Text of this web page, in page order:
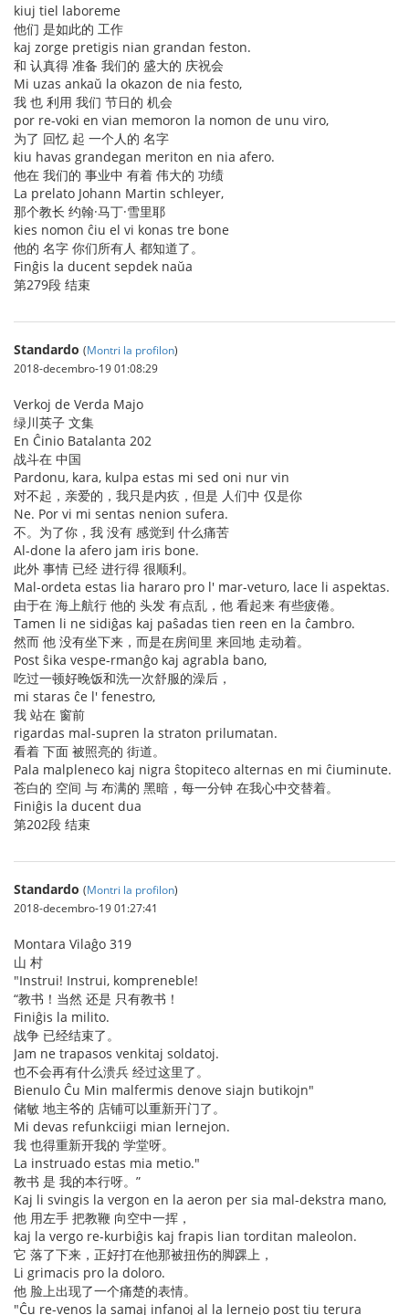
kiuj tiel laboreme
他们 是如此的 工作
kaj zorge pretigis nian grandan feston.
和 认真得 准备 我们的 盛大的 庆祝会
Mi uzas ankaŭ la okazon de nia festo,
我 也 利用 我们 节日的 机会
por re-voki en vian memoron la nomon de unu viro,
为了 回忆 起 一个人的 名字
kiu havas grandegan meriton en nia afero.
他在 我们的 事业中 有着 伟大的 功绩
La prelato Johann Martin schleyer,
那个教长 约翰·马丁·雪里耶
kies nomon ĉiu el vi konas tre bone
他的 名字 你们所有人 都知道了。
Finĝis la ducent sepdek naŭa
第279段 结束
Standardo (Montri la profilon)
2018-decembro-19 01:08:29
Verkoj de Verda Majo
绿川英子 文集
En Ĉinio Batalanta 202
战斗在 中国
Pardonu, kara, kulpa estas mi sed oni nur vin
对不起，亲爱的，我只是内疚，但是 人们中 仅是你
Ne. Por vi mi sentas nenion sufera.
不。为了你，我 没有 感觉到 什么痛苦
Al-done la afero jam iris bone.
此外 事情 已经 进行得 很顺利。
Mal-ordeta estas lia hararo pro l' mar-veturo, lace li aspektas.
由于在 海上航行 他的 头发 有点乱，他 看起来 有些疲倦。
Tamen li ne sidiĝas kaj paŝadas tien reen en la ĉambro.
然而 他 没有坐下来，而是在房间里 来回地 走动着。
Post ŝika vespe-rmanĝo kaj agrabla bano,
吃过一顿好晚饭和洗一次舒服的澡后，
mi staras ĉe l' fenestro,
我 站在 窗前
rigardas mal-supren la straton prilumatan.
看着 下面 被照亮的 街道。
Pala malpleneco kaj nigra ŝtopiteco alternas en mi ĉiuminute.
苍白的 空间 与 布满的 黑暗，每一分钟 在我心中交替着。
Finiĝis la ducent dua
第202段 结束
Standardo (Montri la profilon)
2018-decembro-19 01:27:41
Montara Vilaĝo 319
山 村
"Instrui! Instrui, kompreneble!
“教书！当然 还是 只有教书！
Finiĝis la milito.
战争 已经结束了。
Jam ne trapasos venkitaj soldatoj.
也不会再有什么溃兵 经过这里了。
Bienulo Ĉu Min malfermis denove siajn butikojn"
储敏 地主爷的 店铺可以重新开门了。
Mi devas refunkciigi mian lernejon.
我 也得重新开我的 学堂呀。
La instruado estas mia metio."
教书 是 我的本行呀。”
Kaj li svingis la vergon en la aeron per sia mal-dekstra mano,
他 用左手 把教鞭 向空中一挥，
kaj la vergo re-kurbiĝis kaj frapis lian torditan maleolon.
它 落了下来，正好打在他那被扭伤的脚踝上，
Li grimacis pro la doloro.
他 脸上出现了一个痛楚的表情。
"Ĉu re-venos la samaj infanoj al la lernejo post tiu terura